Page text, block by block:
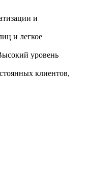
и
и легкое
уровень
клиентов,